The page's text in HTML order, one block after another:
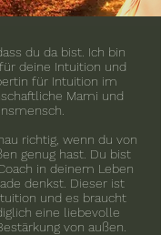
du da bist. Ich bin
deine Intuition und
für Intuition im
Mami und
richtig, wenn du von
genug hast. Du bist
in deinem Leben
denkst. Dieser ist
und es braucht
eine liebevolle
von außen.